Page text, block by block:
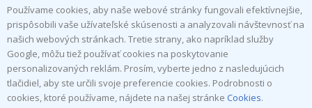
Používame cookies, aby naše webové stránky fungovali efektívnejšie,
prispôsobili vaše užívateľské skúsenosti a analyzovali návštevnosť na
našich webových stránkach. Tretie strany, ako napríklad služby
Google, môžu tiež používať cookies na poskytovanie
personalizovaných reklám. Prosím, vyberte jedno z nasledujúcich
tlačidiel, aby ste určili svoje preferencie cookies. Podrobnosti o
cookies, ktoré používame, nájdete na našej stránke Cookies.